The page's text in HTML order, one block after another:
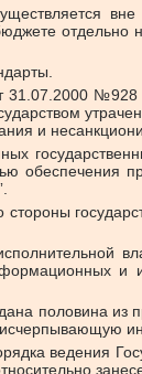
и
и
половина
исчерпывающую
ведения